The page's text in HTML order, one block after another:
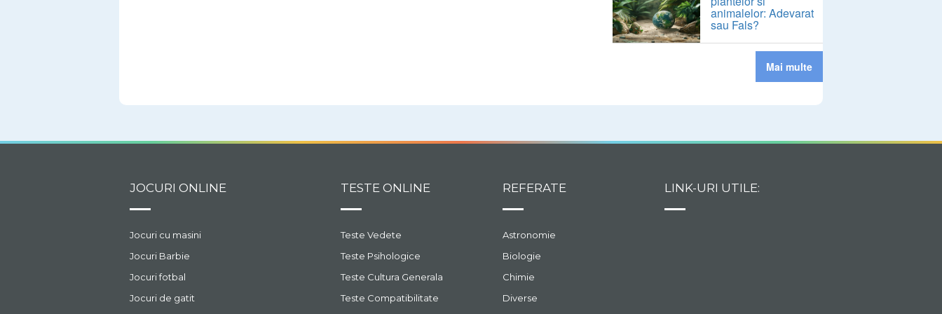
animalelor: Adevarat
sau Fals?
Mai multe
JOCURI ONLINE
Jocuri cu masini
Jocuri Barbie
Jocuri fotbal
Jocuri de gatit
TESTE ONLINE
Teste Vedete
Teste Psihologice
Teste Cultura Generala
Teste Compatibilitate
REFERATE
Astronomie
Biologie
Chimie
Diverse
LINK-URI UTILE: